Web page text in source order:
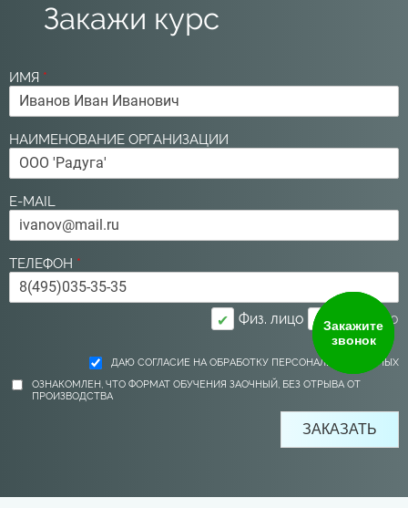
Закажите
звонок
Закажи курс
ИМЯ *
НАИМЕНОВАНИЕ ОРГАНИЗАЦИИ
E-MAIL
ТЕЛЕФОН *
✔ Физ. лицо Юр. лицо
ДАЮ СОГЛАСИЕ НА ОБРАБОТКУ ПЕРСОНАЛЬНЫХ ДАННЫХ
ОЗНАКОМЛЕН, ЧТО ФОРМАТ ОБУЧЕНИЯ ЗАОЧНЫЙ, БЕЗ ОТРЫВА ОТ
ПРОИЗВОДСТВА